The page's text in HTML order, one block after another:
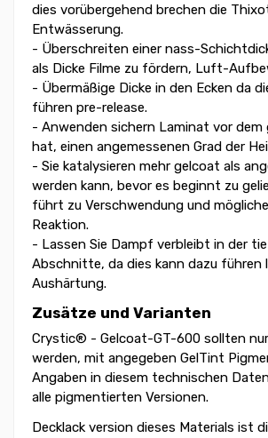
dies vorübergehend brechen die
Entwässerung.
- Überschreiten einer nass-
als Dicke Filme zu fördern, Luft-
- Übermäßige Dicke in den Ecken da
führen pre-release.
- Anwenden sichern Laminat vor dem
hat, einen angemessenen Grad der
- Sie katalysieren mehr gelcoat als
werden kann, bevor es beginnt zu
führt zu Verschwendung und
Reaktion.
- Lassen Sie Dampf verbleibt in der
Abschnitte, da dies kann dazu führen
Aushärtung.
Zusätze und Varianten
Crystic® - Gelcoat-GT-600 sollten
werden, mit angegeben GelTint
Angaben in diesem technischen
alle pigmentierten Versionen.
Decklack version dieses Materials ist